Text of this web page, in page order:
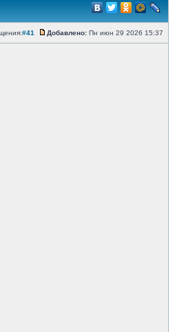
#41 Добавлено: Пн июн 29 2026 15:37